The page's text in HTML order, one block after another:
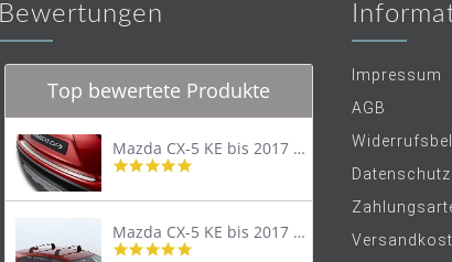
Bewertungen
Top bewertete Produkte
Mazda CX-5 KE bis 2017 Trittschutzleiste Edelstahl original
4.8
rating
Mazda CX-5 KE bis 2017 Lastenträger Dachträger
4.9
Impressum
AGB